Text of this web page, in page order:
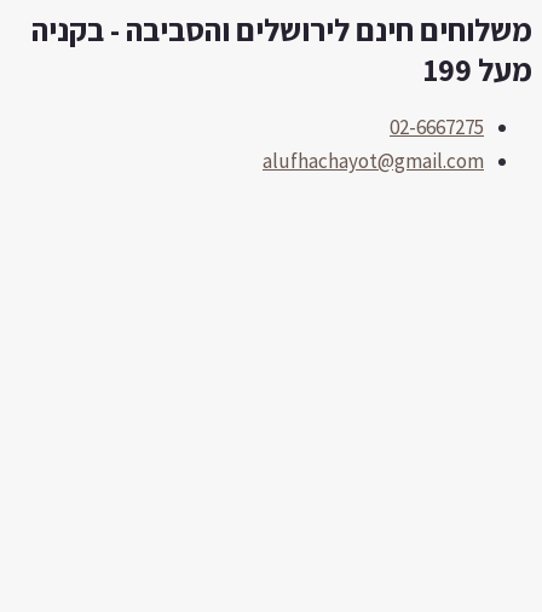
חינם לירושלים והסביבה - בקניה
199
02-6667275
alufhachayot@gmail.com